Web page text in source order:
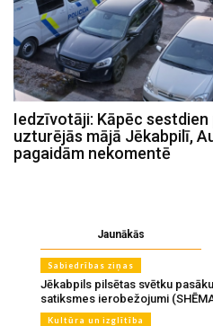
Iedzīvotāji: Kāpēc
uzturējās mājā Jēkabpilī,
pagaidām nekomentē
Jaunākās
Sabiedrības ziņas
Jēkabpils pilsētas svētku
satiksmes ierobežojumi
Kultūra un izglītība